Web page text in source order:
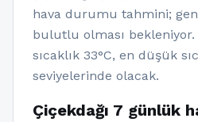
hava durumu tahmini;
bulutlu olması bekleniyor.
sıcaklık 33°C, en düşük
seviyelerinde olacak.
Çiçekdağı 7 günlük